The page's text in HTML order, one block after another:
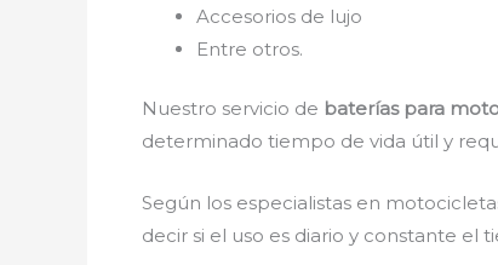
Accesorios de lujo
Entre otros.
Nuestro servicio de baterías para
determinado tiempo de vida útil y
Según los especialistas en
decir si el uso es diario y constante el